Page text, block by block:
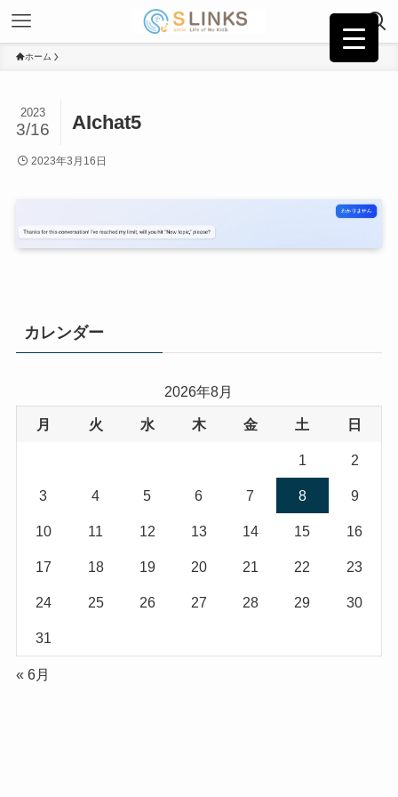
ホーム
AIchat5
2023
3/16
2023年3月16日
カレンダー
2026年8月
月 火 水 木 金 土 日
1 2
3 4 5 6 7 8 9
10 11 12 13 14 15 16
17 18 19 20 21 22 23
24 25 26 27 28 29 30
31
« 6月